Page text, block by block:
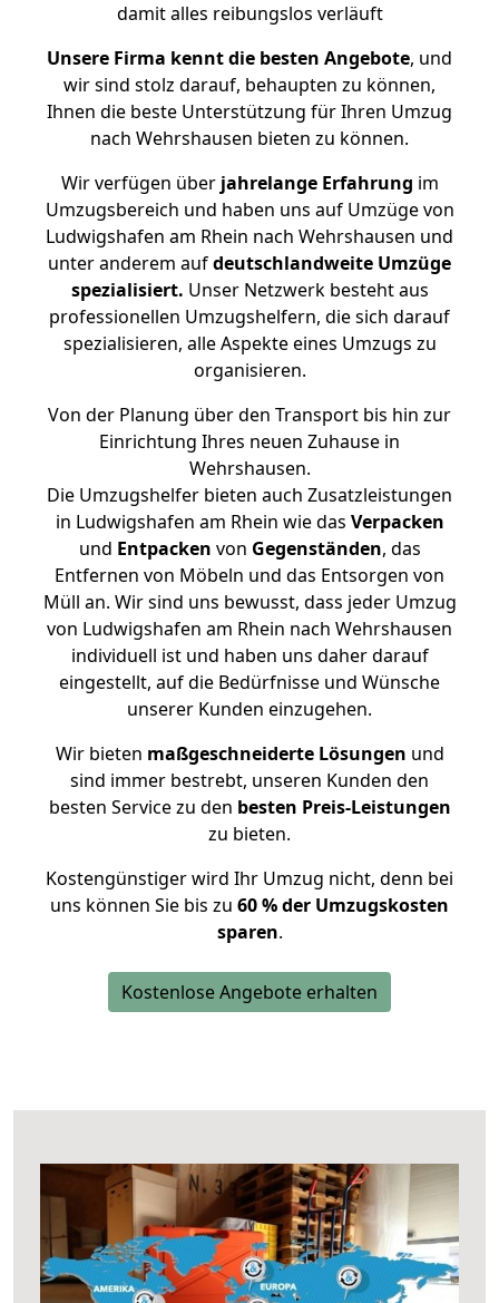
damit alles reibungslos verläuft
Unsere Firma kennt die besten Angebote, und
wir sind stolz darauf, behaupten zu können,
Ihnen die beste Unterstützung für Ihren Umzug
nach Wehrshausen bieten zu können.
Wir verfügen überjahrelange Erfahrung im
Umzugsbereich und haben uns auf Umzüge von
Ludwigshafen am Rhein nach Wehrshausen und
unter anderem aufdeutschlandweite Umzüge
spezialisiert. Unser Netzwerk besteht aus
professionellen Umzugshelfern, die sich darauf
spezialisieren, alle Aspekte eines Umzugs zu
organisieren.
Von der Planung über den Transport bis hin zur
Einrichtung Ihres neuen Zuhause in
Wehrshausen.
Die Umzugshelfer bieten auch Zusatzleistungen
in Ludwigshafen am Rhein wie das Verpacken
und Entpacken von Gegenständen, das
Entfernen von Möbeln und das Entsorgen von
Müll an. Wir sind uns bewusst, dass jeder Umzug
von Ludwigshafen am Rhein nach Wehrshausen
individuell ist und haben uns daher darauf
eingestellt, auf die Bedürfnisse und Wünsche
unserer Kunden einzugehen.
Wir bieten maßgeschneiderte Lösungen und
sind immer bestrebt, unseren Kunden den
besten Service zu den besten Preis-Leistungen
zu bieten.
Kostengünstiger wird Ihr Umzug nicht, denn bei
uns können Sie bis zu 60 % der Umzugskosten
sparen.
Kostenlose Angebote erhalten